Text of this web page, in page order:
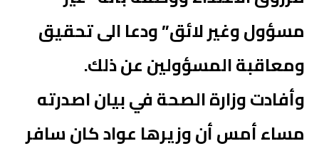
مسؤول وغير لائق” ودعا الى تحقيق
ومعاقبة المسؤولين عن ذلك.
وأفادت وزارة الصحة في بيان اصدرته
مساء أمس أن وزيرها عواد كان سافر